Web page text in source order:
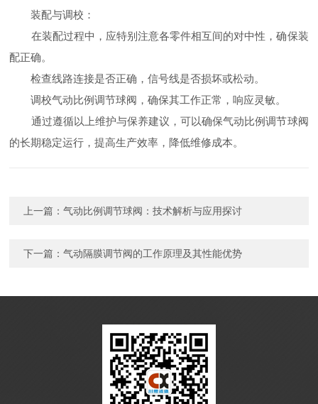
装配与调校：
在装配过程中，应特别注意各零件相互间的对中性，确保装
配正确。
检查线路连接是否正确，信号线是否损坏或松动。
调校气动比例调节球阀，确保其工作正常，响应灵敏。
通过遵循以上维护与保养建议，可以确保气动比例调节球阀
的长期稳定运行，提高生产效率，降低维修成本。
上一篇：气动比例调节球阀：技术解析与应用探讨
下一篇：气动隔膜调节阀的工作原理及其性能优势